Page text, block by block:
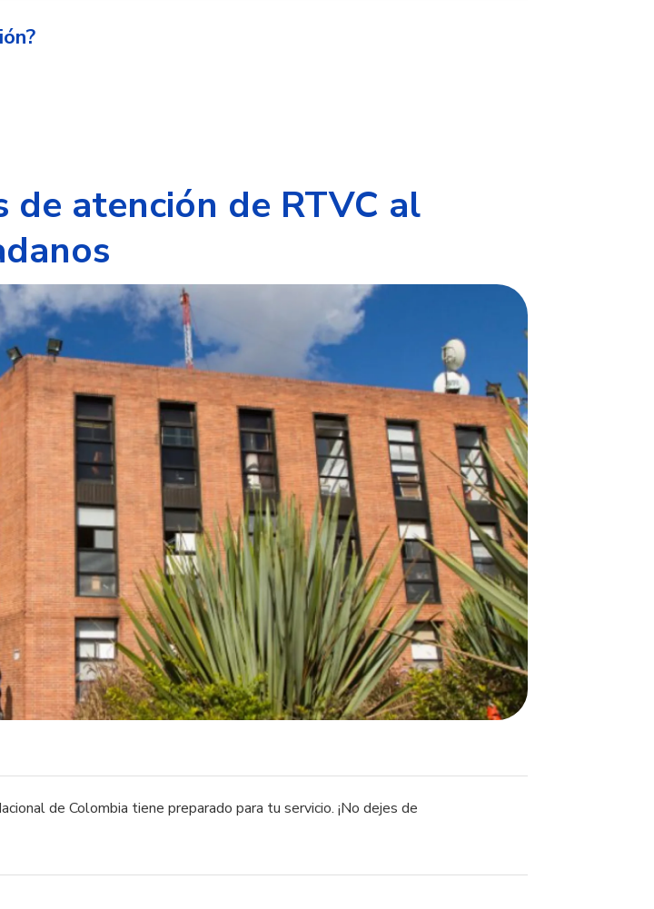
de atención de RTVC al
de Colombia tiene preparado para tu servicio. ¡No dejes de